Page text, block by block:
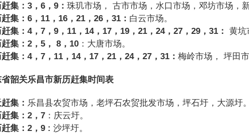
集：3 ，6 ，9 ： 珠玑市场， 古市市场，水口市场，邓坊市场，
集：6 ，11 ，16 ，21 ，26 ，31 ： 白云市场。
集：4，7 ，9 ，11 ，14，17 ，19 ，21 ，24，27 ，29 ，31 ： 黄坑
集：2 ，5 ， 8，10 ：大唐市场。
集：4，7 ，11 ，14，17 ，21 ，24，27 ，31 ： 梅岭市场， 坪田
省韶关乐昌市新历赶集时间表
集： 乐昌县农贸市场，老坪石农贸批发市场，坪石圩，大源圩
集： 2 ，7 ：庆云圩。
集：2 ，9 : 沙坪圩。